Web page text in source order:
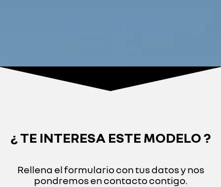
¿ TE INTERESA ESTE MODELO ?
Rellena el formulario con tus datos y nos
pondremos en contacto contigo.